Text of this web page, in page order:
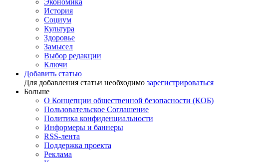
Экономика
История
Социум
Культура
Здоровье
Замысел
Выбор редакции
Ключи
Добавить статью
Для добавления статьи необходимо зарегистрироваться
Больше
О Концепции общественной безопасности (КОБ)
Пользовательское Соглашение
Политика конфиденциальности
Информеры и баннеры
RSS-лента
Поддержка проекта
Реклама